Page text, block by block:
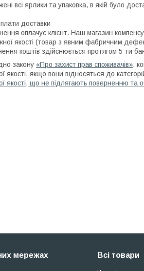
всі ярлики та упаковка, в якій було
доставки
оплачує клієнт. Наш магазин
якості (товар з явним фабричним
коштів здійснюється протягом 5-ти
закону «Про захист прав споживачів»,
якості, якщо вони відносяться до
якості, що не підлягають поверненню та
мережах Всі товари